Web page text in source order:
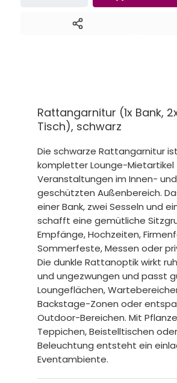
Rattangarnitur (1x Bank,
Tisch), schwarz
Die schwarze Rattangarnitur
kompletter Lounge-Mietartikel
Veranstaltungen im Innen- und
geschützten Außenbereich.
einer Bank, zwei Sesseln und
schafft eine gemütliche
Empfänge, Hochzeiten,
Sommerfeste, Messen oder
Die dunkle Rattanoptik wirkt
und ungezwungen und passt
Loungeflächen,
Backstage-Zonen oder
Outdoor-Bereichen. Mit
Teppichen, Beistelltischen oder
Beleuchtung entsteht ein
Eventambiente.